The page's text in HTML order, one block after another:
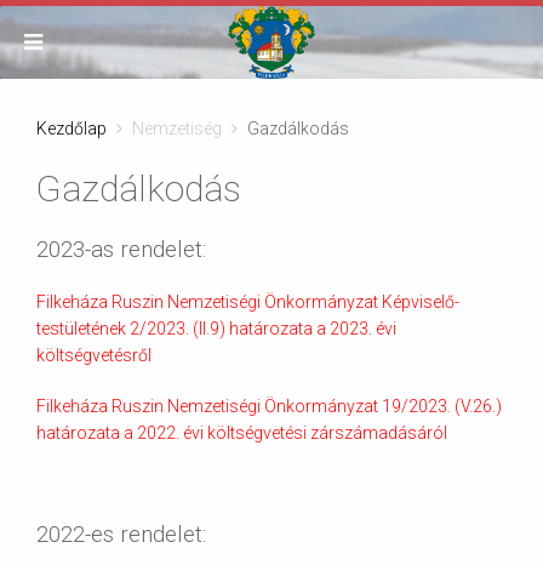
Kezdőlap Nemzetiség Gazdálkodás
Gazdálkodás
2023-as rendelet:
Filkeháza Ruszin Nemzetiségi Önkormányzat Képviselő-
testületének 2/2023. (II.9) határozata a 2023. évi
költségvetésről
Filkeháza Ruszin Nemzetiségi Önkormányzat 19/2023. (V.26.)
határozata a 2022. évi költségvetési zárszámadásáról
2022-es rendelet: